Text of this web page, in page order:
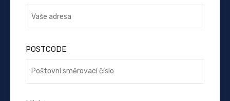
POSTCODE